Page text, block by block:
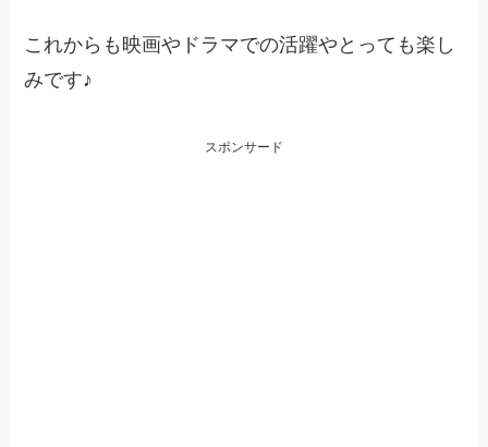
これからも映画やドラマでの活躍やとっても楽し
みです♪
スポンサード